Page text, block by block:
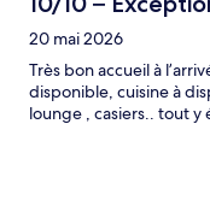
20 mai 2026
Très bon accueil à
disponible, cuisine à
lounge , casiers.. tout y